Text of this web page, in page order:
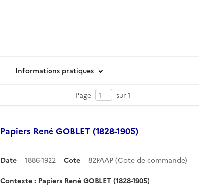
Informations pratiques
Page sur 1
Papiers René GOBLET (1828-1905)
Date 1886-1922 Cote 82PAAP (Cote de commande)
Contexte : Papiers René GOBLET (1828-1905)